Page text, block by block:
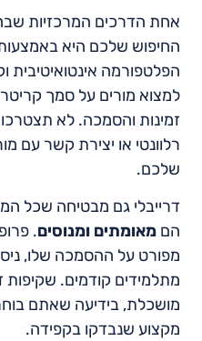
אחת הדרכים המרכזיות
החיפוש שלכם היא
הפלטפורמה אינטואיטיבית
למצוא מורים על סמך
זמינות והסמכה. לא תצטרכו
רלוונטי או יצירת קשר עם
שלכם.
דרייבלי גם מבטיחה שכל
הם מאומתים ומנוסים.
מפורט על ההסמכה שלו,
מתלמידים קודמים.
מושכלת, בידיעה שאתם
מקצוע שנבדקו בקפידה.